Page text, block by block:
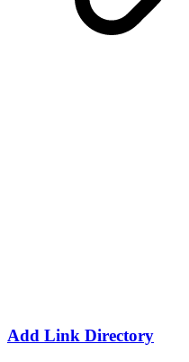
Add Link Directory